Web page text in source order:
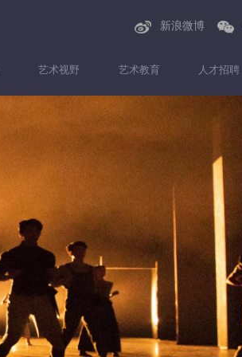
新浪微博
艺术视野 艺术教育 人才招聘